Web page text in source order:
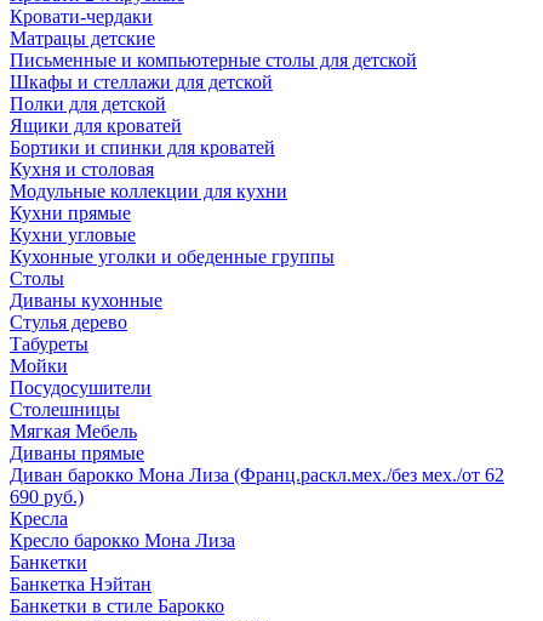
Кровати-чердаки
Матрацы детские
Письменные и компьютерные столы для детской
Шкафы и стеллажи для детской
Полки для детской
Ящики для кроватей
Бортики и спинки для кроватей
Кухня и столовая
Модульные коллекции для кухни
Кухни прямые
Кухни угловые
Кухонные уголки и обеденные группы
Столы
Диваны кухонные
Стулья дерево
Табуреты
Мойки
Посудосушители
Столешницы
Мягкая Мебель
Диваны прямые
Диван барокко Мона Лиза (Франц.раскл.мех./без мех./от 62
690 руб.)
Кресла
Кресло барокко Мона Лиза
Банкетки
Банкетка Нэйтан
Банкетки в стиле Барокко